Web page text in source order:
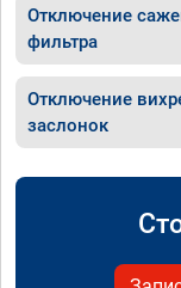
Отключение
фильтра
Отключение
заслонок